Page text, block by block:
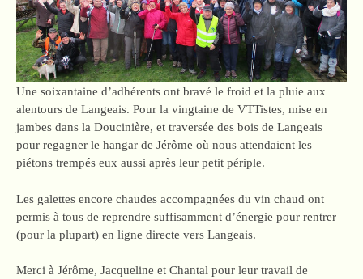
Une soixantaine d’adhérents ont bravé le froid et la pluie aux
alentours de Langeais. Pour la vingtaine de VTTistes, mise en
jambes dans la Doucinière, et traversée des bois de Langeais
pour regagner le hangar de Jérôme où nous attendaient les
piétons trempés eux aussi après leur petit périple.
Les galettes encore chaudes accompagnées du vin chaud ont
permis à tous de reprendre suffisamment d’énergie pour rentrer
(pour la plupart) en ligne directe vers Langeais.
Merci à Jérôme, Jacqueline et Chantal pour leur travail de